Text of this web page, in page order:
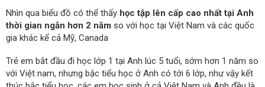
Nhìn qua biểu đồ có thể thấy học tập lên cấp cao nhất tại Anh
thời gian ngắn hơn 2 năm so với học tại Việt Nam và các quốc
gia khác kể cả Mỹ, Canada
Trẻ em bắt đầu đi học lớp 1 tại Anh lúc 5 tuổi, sớm hơn 1 năm so
với Việt nam, nhưng bậc tiểu học ở Anh có tới 6 lớp, như vậy kết